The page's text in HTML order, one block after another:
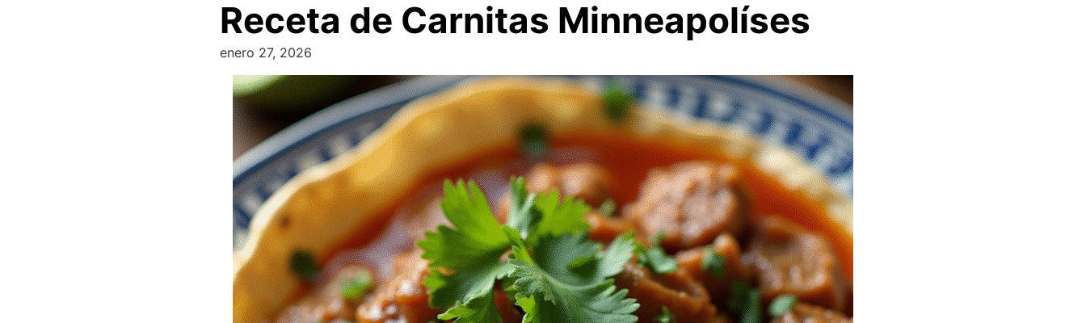
Receta de Carnitas Minneapolíses
enero 27, 2026